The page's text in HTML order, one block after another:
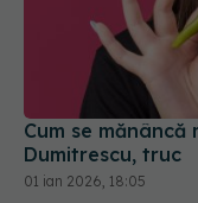
Cum se
Dumitrescu, truc
01 ian 2026, 18:05